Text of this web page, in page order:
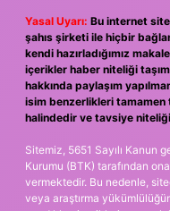
Yasal Uyarı: Bu internet
şahıs şirketi ile hiçbir
kendi hazırladığımız
içerikler haber niteliği
hakkında paylaşım
isim benzerlikleri
halindedir ve tavsiye
Sitemiz, 5651 Sayılı Kanun
Kurumu (BTK) tarafından
vermektedir. Bu nedenle,
veya araştırma